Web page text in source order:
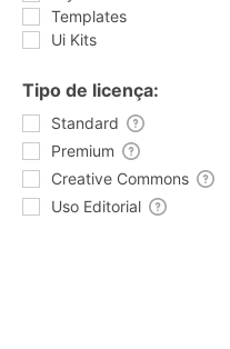
Templates
Ui Kits
Tipo de licença:
Standard
Premium
Creative Commons
Uso Editorial